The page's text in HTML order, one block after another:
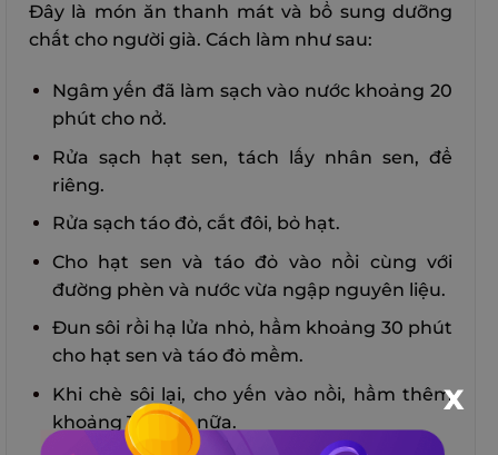
Đây là món ăn thanh mát và bổ sung dưỡng
chất cho người già. Cách làm như sau:
Ngâm yến đã làm sạch vào nước khoảng 20
phút cho nở.
Rửa sạch hạt sen, tách lấy nhân sen, để
riêng.
Rửa sạch táo đỏ, cắt đôi, bỏ hạt.
Cho hạt sen và táo đỏ vào nồi cùng với
đường phèn và nước vừa ngập nguyên liệu.
Đun sôi rồi hạ lửa nhỏ, hầm khoảng 30 phút
cho hạt sen và táo đỏ mềm.
Khi chè sôi lại, cho yến vào nồi, hầm thêm
khoảng 15 phút nữa.
X